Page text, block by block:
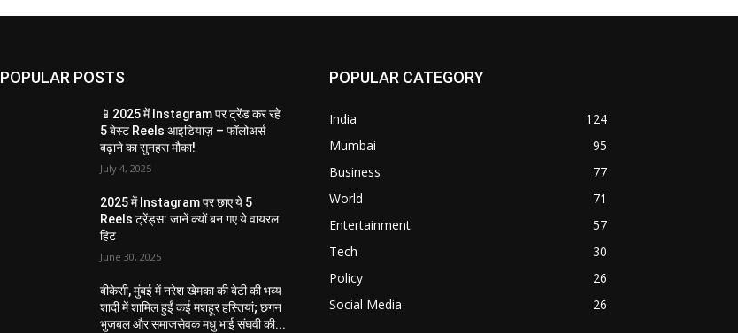
POPULAR POSTS
📱2025 में Instagram पर ट्रेंड कर रहे
5 बेस्ट Reels आइडियाज़ – फॉलोअर्स
बढ़ाने का सुनहरा मौका!
July 4, 2025
2025 में Instagram पर छाए ये 5
Reels ट्रेंड्स: जानें क्यों बन गए ये वायरल
हिट
June 30, 2025
बीकेसी, मुंबई में नरेश खेमका की बेटी की भव्य
शादी में शामिल हुईं कई मशहूर हस्तियां; छगन
भुजबल और समाजसेवक मधु भाई संघवी की...
POPULAR CATEGORY
India
124
Mumbai
95
Business
77
World
71
Entertainment
57
Tech
30
Policy
26
Social Media
26